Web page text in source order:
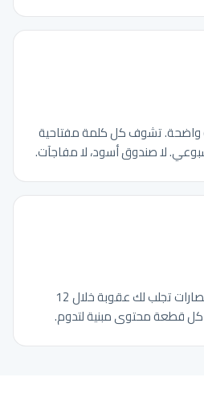
واضحة. تشوف كل كلمة مفتاحية
لا صندوق أسود، لا مفاجآت.
لا PBN، لا مزارع روابط، لا اختصارات تجلب لك عقوبة خلال 12
قطعة محتوى مبنية لتدوم.